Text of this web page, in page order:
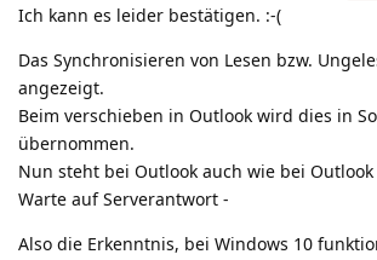
Ich kann es leider bestätigen. :-(
Das Synchronisieren von Lesen bzw.
angezeigt.
Beim verschieben in Outlook wird dies in
übernommen.
Nun steht bei Outlook auch wie bei Outlook
Warte auf Serverantwort -
Also die Erkenntnis, bei Windows 10